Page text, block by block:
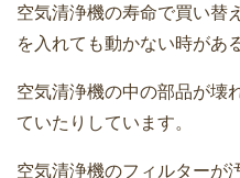
空気清浄機の寿命で買い替
を入れても動かない時があ
空気清浄機の中の部品が壊
ていたりしています。
空気清浄機のフィルターが